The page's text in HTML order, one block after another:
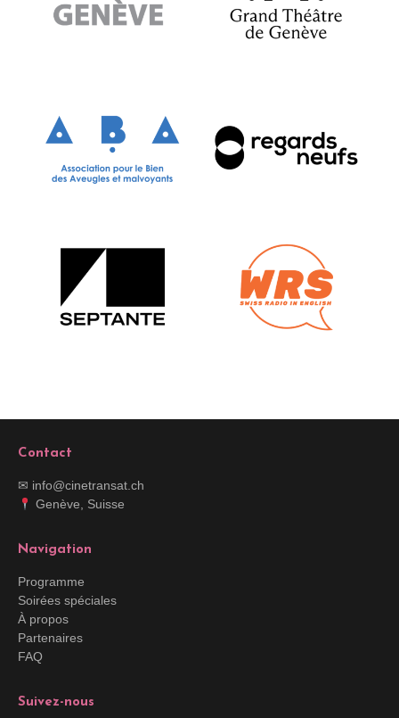
Contact
✉ info@cinetransat.ch
Genève, Suisse
Navigation
Programme
Soirées spéciales
À propos
Partenaires
FAQ
Suivez-nous